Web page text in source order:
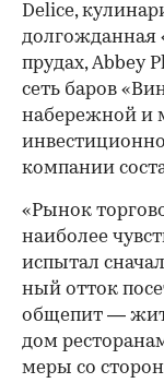
Delice,
долгожданная
прудах, Abbey
сеть баров
набережной и
компании
«Рынок
наиболее
испытал
ный отток
общепит —
дом
меры со